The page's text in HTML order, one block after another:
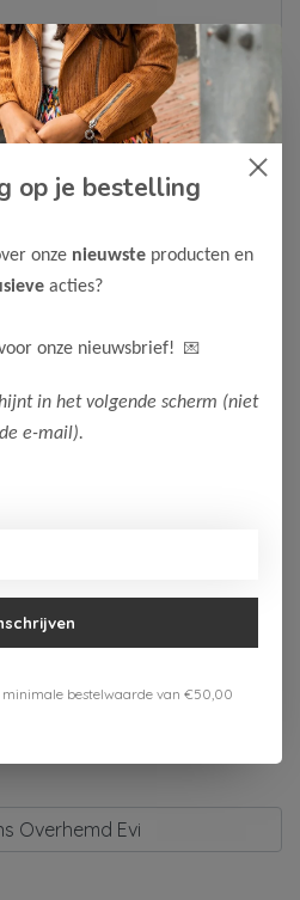
vraag, vul dan alsjeblieft het
zo snel mogelijk
op je bestelling
onze nieuwste producten en
acties?
onze nieuwsbrief! 💌
in het volgende scherm (niet
e-mail).
bestelwaarde van €50,00